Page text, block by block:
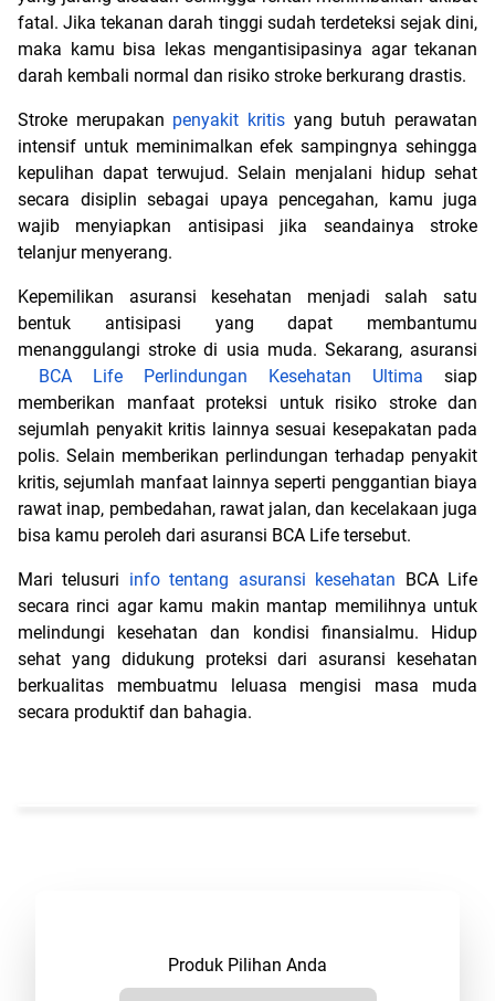
fatal. Jika tekanan darah tinggi sudah terdeteksi sejak dini,
maka kamu bisa lekas mengantisipasinya agar tekanan
darah kembali normal dan risiko stroke berkurang drastis.
Stroke merupakan penyakit kritis yang butuh perawatan
intensif untuk meminimalkan efek sampingnya sehingga
kepulihan dapat terwujud. Selain menjalani hidup sehat
secara disiplin sebagai upaya pencegahan, kamu juga
wajib menyiapkan antisipasi jika seandainya stroke
telanjur menyerang.
Kepemilikan asuransi kesehatan menjadi salah satu
bentuk antisipasi yang dapat membantumu
menanggulangi stroke di usia muda. Sekarang, asuransi
BCA Life Perlindungan Kesehatan Ultima siap
memberikan manfaat proteksi untuk risiko stroke dan
sejumlah penyakit kritis lainnya sesuai kesepakatan pada
polis. Selain memberikan perlindungan terhadap penyakit
kritis, sejumlah manfaat lainnya seperti penggantian biaya
rawat inap, pembedahan, rawat jalan, dan kecelakaan juga
bisa kamu peroleh dari asuransi BCA Life tersebut.
Mari telusuri info tentang asuransi kesehatan BCA Life
secara rinci agar kamu makin mantap memilihnya untuk
melindungi kesehatan dan kondisi finansialmu. Hidup
sehat yang didukung proteksi dari asuransi kesehatan
berkualitas membuatmu leluasa mengisi masa muda
secara produktif dan bahagia.
Produk Pilihan Anda